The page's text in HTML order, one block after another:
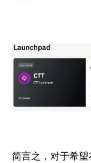
简言之，对于希